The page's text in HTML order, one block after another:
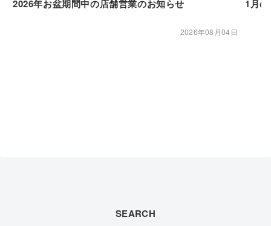
2026年お盆期間中の店舗営業のお知らせ
2026年08月04日
1月
SEARCH